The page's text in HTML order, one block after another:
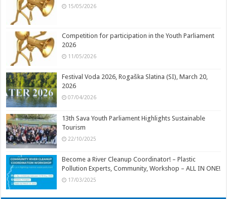
15/05/2026
Competition for participation in the Youth Parliament
2026
11/05/2026
Festival Voda 2026, Rogaška Slatina (SI), March 20,
2026
07/04/2026
13th Sava Youth Parliament Highlights Sustainable
Tourism
22/10/2025
Become a River Cleanup Coordinator! – Plastic
Pollution Experts, Community, Workshop – ALL IN ONE!
17/03/2025